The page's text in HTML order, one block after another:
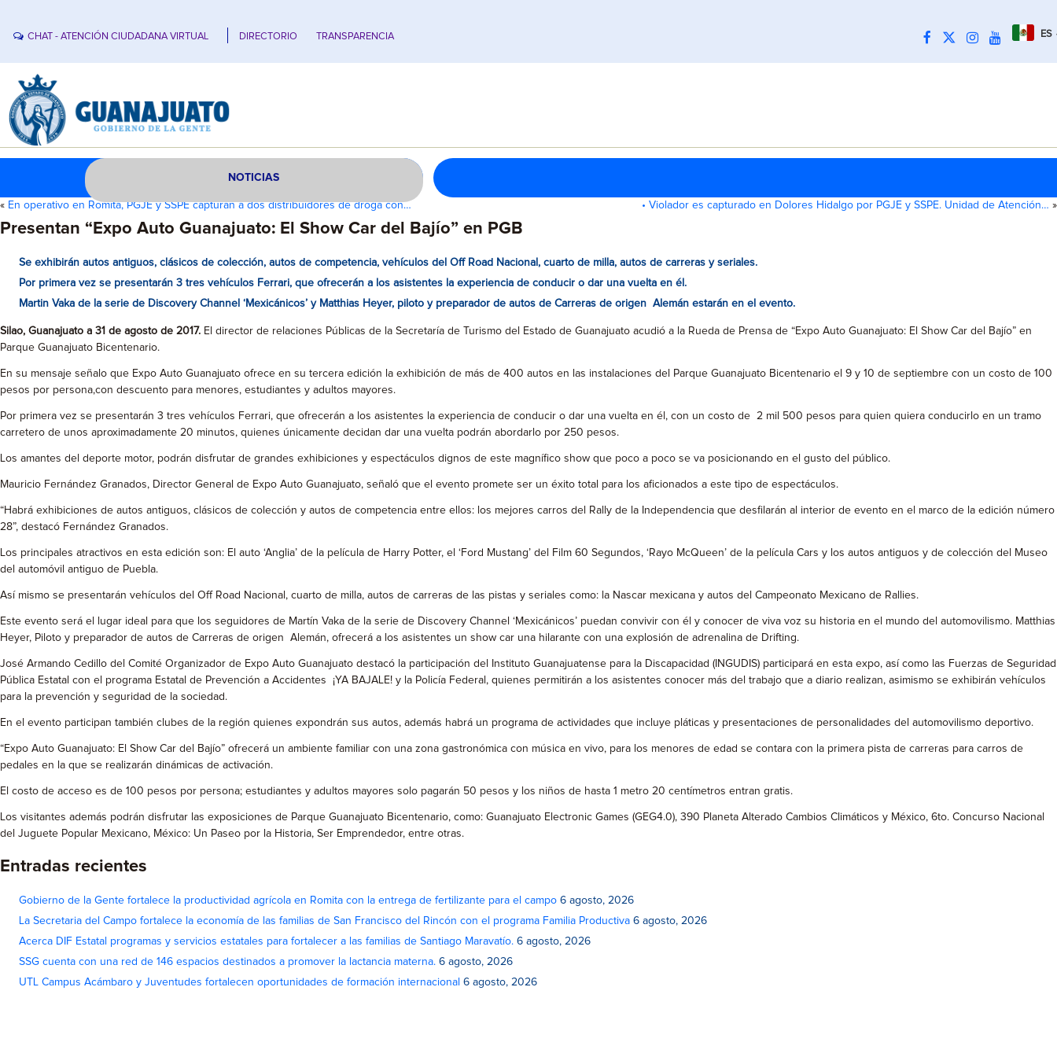
CHAT - ATENCIÓN CIUDADANA VIRTUAL DIRECTORIO TRANSPARENCIA ES
NOTICIAS
« En operativo en Romita, PGJE y SSPE capturan a dos distribuidores de droga con… • Violador es capturado en Dolores Hidalgo por PGJE y SSPE. Unidad de Atención… »
Presentan “Expo Auto Guanajuato: El Show Car del Bajío” en PGB
Se exhibirán autos antiguos, clásicos de colección, autos de competencia, vehículos del Off Road Nacional, cuarto de milla, autos de carreras y seriales.
Por primera vez se presentarán 3 tres vehículos Ferrari, que ofrecerán a los asistentes la experiencia de conducir o dar una vuelta en él.
Martin Vaka de la serie de Discovery Channel ‘Mexicánicos’ y Matthias Heyer, piloto y preparador de autos de Carreras de origen Alemán estarán en el evento.
Silao, Guanajuato a 31 de agosto de 2017. El director de relaciones Públicas de la Secretaría de Turismo del Estado de Guanajuato acudió a la Rueda de Prensa de “Expo Auto Guanajuato: El Show Car del Bajío” en
Parque Guanajuato Bicentenario.
En su mensaje señalo que Expo Auto Guanajuato ofrece en su tercera edición la exhibición de más de 400 autos en las instalaciones del Parque Guanajuato Bicentenario el 9 y 10 de septiembre con un costo de 100
pesos por persona,con descuento para menores, estudiantes y adultos mayores.
Por primera vez se presentarán 3 tres vehículos Ferrari, que ofrecerán a los asistentes la experiencia de conducir o dar una vuelta en él, con un costo de 2 mil 500 pesos para quien quiera conducirlo en un tramo
carretero de unos aproximadamente 20 minutos, quienes únicamente decidan dar una vuelta podrán abordarlo por 250 pesos.
Los amantes del deporte motor, podrán disfrutar de grandes exhibiciones y espectáculos dignos de este magnífico show que poco a poco se va posicionando en el gusto del público.
Mauricio Fernández Granados, Director General de Expo Auto Guanajuato, señaló que el evento promete ser un éxito total para los aficionados a este tipo de espectáculos.
“Habrá exhibiciones de autos antiguos, clásicos de colección y autos de competencia entre ellos: los mejores carros del Rally de la Independencia que desfilarán al interior de evento en el marco de la edición número
28”, destacó Fernández Granados.
Los principales atractivos en esta edición son: El auto ‘Anglia’ de la película de Harry Potter, el ‘Ford Mustang’ del Film 60 Segundos, ‘Rayo McQueen’ de la película Cars y los autos antiguos y de colección del Museo
del automóvil antiguo de Puebla.
Así mismo se presentarán vehículos del Off Road Nacional, cuarto de milla, autos de carreras de las pistas y seriales como: la Nascar mexicana y autos del Campeonato Mexicano de Rallies.
Este evento será el lugar ideal para que los seguidores de Martín Vaka de la serie de Discovery Channel ‘Mexicánicos’ puedan convivir con él y conocer de viva voz su historia en el mundo del automovilismo. Matthias
Heyer, Piloto y preparador de autos de Carreras de origen Alemán, ofrecerá a los asistentes un show car una hilarante con una explosión de adrenalina de Drifting.
José Armando Cedillo del Comité Organizador de Expo Auto Guanajuato destacó la participación del Instituto Guanajuatense para la Discapacidad (INGUDIS) participará en esta expo, así como las Fuerzas de Seguridad
Pública Estatal con el programa Estatal de Prevención a Accidentes ¡YA BAJALE! y la Policía Federal, quienes permitirán a los asistentes conocer más del trabajo que a diario realizan, asimismo se exhibirán vehículos
para la prevención y seguridad de la sociedad.
En el evento participan también clubes de la región quienes expondrán sus autos, además habrá un programa de actividades que incluye pláticas y presentaciones de personalidades del automovilismo deportivo.
“Expo Auto Guanajuato: El Show Car del Bajío” ofrecerá un ambiente familiar con una zona gastronómica con música en vivo, para los menores de edad se contara con la primera pista de carreras para carros de
pedales en la que se realizarán dinámicas de activación.
El costo de acceso es de 100 pesos por persona; estudiantes y adultos mayores solo pagarán 50 pesos y los niños de hasta 1 metro 20 centímetros entran gratis.
Los visitantes además podrán disfrutar las exposiciones de Parque Guanajuato Bicentenario, como: Guanajuato Electronic Games (GEG4.0), 390 Planeta Alterado Cambios Climáticos y México, 6to. Concurso Nacional
del Juguete Popular Mexicano, México: Un Paseo por la Historia, Ser Emprendedor, entre otras.
Entradas recientes
Gobierno de la Gente fortalece la productividad agrícola en Romita con la entrega de fertilizante para el campo 6 agosto, 2026
La Secretaria del Campo fortalece la economía de las familias de San Francisco del Rincón con el programa Familia Productiva 6 agosto, 2026
Acerca DIF Estatal programas y servicios estatales para fortalecer a las familias de Santiago Maravatío. 6 agosto, 2026
SSG cuenta con una red de 146 espacios destinados a promover la lactancia materna. 6 agosto, 2026
UTL Campus Acámbaro y Juventudes fortalecen oportunidades de formación internacional 6 agosto, 2026